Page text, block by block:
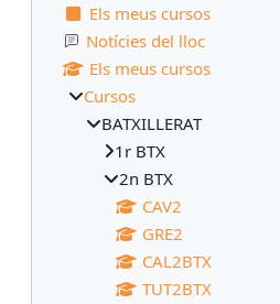
Els meus cursos
Notícies del lloc
Els meus cursos
Cursos
BATXILLERAT
1r BTX
2n BTX
CAV2
GRE2
CAL2BTX
TUT2BTX